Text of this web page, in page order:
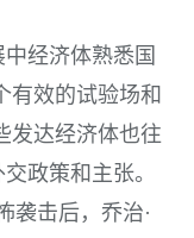
经济体熟悉国
有效的试验场和
发达经济体也往
政策和主张。
袭击后，乔治·